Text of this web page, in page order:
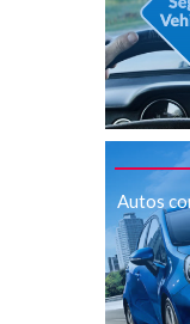
Autos